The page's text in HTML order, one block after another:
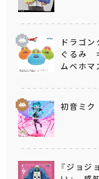
ドラゴ
ぐるみ
ムベホマ
初音ミ
『ジョジ